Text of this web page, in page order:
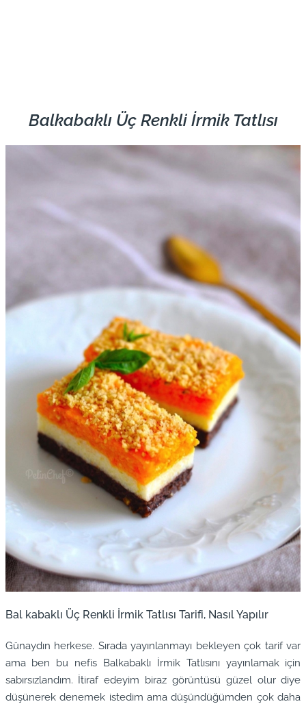
Balkabaklı Üç Renkli İrmik Tatlısı
Bal kabaklı Üç Renkli İrmik Tatlısı Tarifi, Nasıl Yapılır
Günaydın herkese. Sırada yayınlanmayı bekleyen çok tarif var
ama ben bu nefis Balkabaklı İrmik Tatlısını yayınlamak için
sabırsızlandım. İtiraf edeyim biraz görüntüsü güzel olur diye
düşünerek denemek istedim ama düşündüğümden çok daha